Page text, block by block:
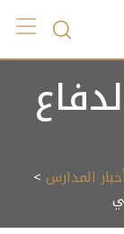
المدارس >